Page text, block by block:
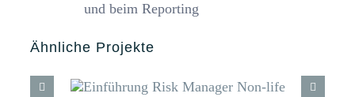
und beim Reporting
Ähnliche Projekte